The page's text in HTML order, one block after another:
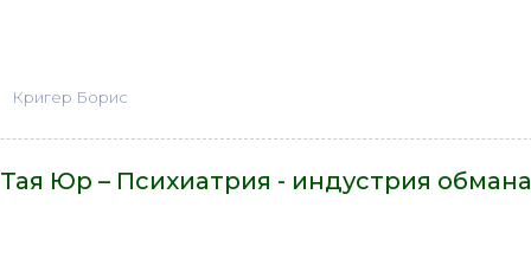
Кригер Борис
Тая Юр – Психиатрия - индустрия обмана